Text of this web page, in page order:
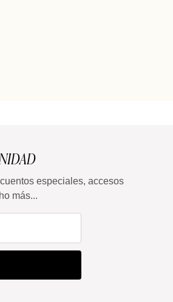
los rizos?
especiales, accesos
más...